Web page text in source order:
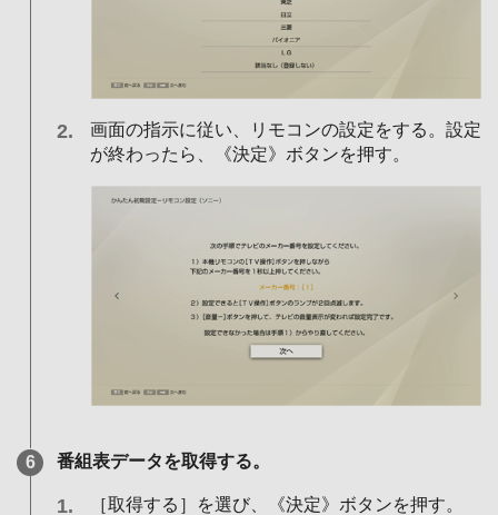
画面の指示に従い、リモコンの設定をする。設定
が終わったら、《決定》ボタンを押す。
番組表データを取得する。
［取得する］を選び、《決定》ボタンを押す。